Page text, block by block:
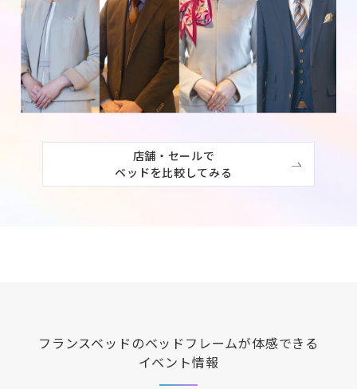
店舗・セールで
ベッドを比較してみる
フランスベッド のベッドフレームが体感できる
イベント情報